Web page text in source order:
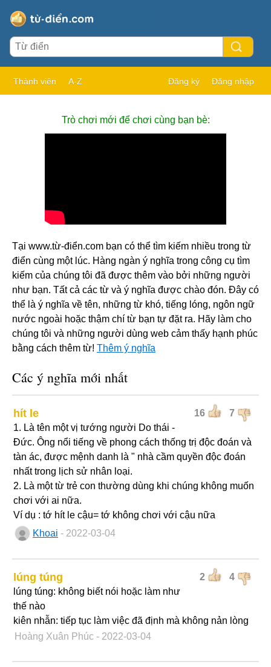
Thành viên A-Z Đăng ký Đăng nhập
Trò chơi mới để chơi cùng bạn bè:
Tại www.từ-điển.com bạn có thể tìm kiếm nhiều trong từ
điển cùng một lúc. Hàng ngàn ý nghĩa trong công cụ tìm
kiếm của chúng tôi đã được thêm vào bởi những người
như bạn. Tất cả các từ và ý nghĩa được chào đón. Đây có
thể là ý nghĩa về tên, những từ khó, tiếng lóng, ngôn ngữ
nước ngoài hoặc thậm chí từ bạn tự đặt ra. Hãy làm cho
chúng tôi và những người dùng web cảm thấy hạnh phúc
bằng cách thêm từ! Thêm ý nghĩa
Các ý nghĩa mới nhất
16 7
hít le
1. Là tên một vị tướng người Do thái -
Đức. Ông nổi tiếng về phong cách thống trị độc đoán và
tàn ác, được mệnh danh là " nhà cầm quyền độc đoán
nhất trong lịch sử nhân loại.
2. Là một từ trẻ con thường dùng khi chúng không muốn
chơi với ai nữa.
Ví dụ : tớ hít le cậu= tớ không chơi với cậu nữa
Khoai - 2022-03-04
2 4
lúng túng
lúng túng: không biết nói hoặc làm như
thế nào
kiên nhẫn: tiếp tục làm việc đã định mà không nản lòng
Hoàng Xuân Phúc - 2022-03-04